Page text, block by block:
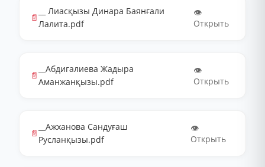
📄
__ Лиасқызы Динара Баянғали
Лалита.pdf
👁️
Открыть
📄
__Абдигалиева Жадыра
Аманжанқызы.pdf
👁️
Открыть
📄
__Ажханова Сандуғаш
Русланқызы.pdf
👁️
Открыть